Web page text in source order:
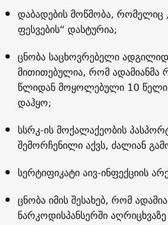
დაბადების მოწმობა,
ფესვების“ დასტურია;
ცნობა საცხოვრებელი
მითითებულია, რომ ადამიანმა
წლიდან მოყოლებული 10
დაჰყო;
სსრკ-ის მოქალაქეობის
შემორჩენილი აქვს, ძალიან
სერტიფიკატი აივ-ინფექციის
ცნობა იმის შესახებ, რომ
ნარკოდისპანსერში